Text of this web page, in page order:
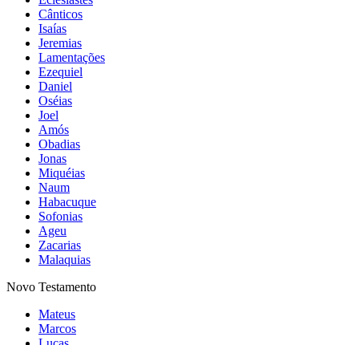
Cânticos
Isaías
Jeremias
Lamentações
Ezequiel
Daniel
Oséias
Joel
Amós
Obadias
Jonas
Miquéias
Naum
Habacuque
Sofonias
Ageu
Zacarias
Malaquias
Novo Testamento
Mateus
Marcos